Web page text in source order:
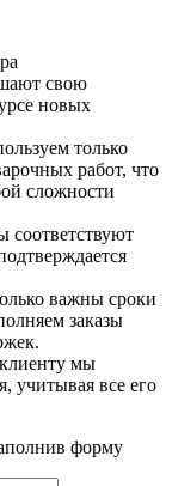
свою
новых
только
работ, что
сложности
соответствуют
важны сроки
заказы
мы
учитывая все его
форму